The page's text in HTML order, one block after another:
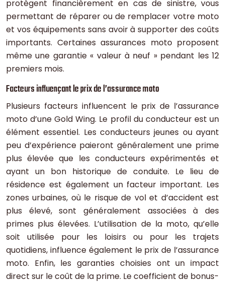
protègent financièrement en cas de sinistre, vous
permettant de réparer ou de remplacer votre moto
et vos équipements sans avoir à supporter des coûts
importants. Certaines assurances moto proposent
même une garantie « valeur à neuf » pendant les 12
premiers mois.
Facteurs influençant le prix de l’assurance moto
Plusieurs facteurs influencent le prix de l’assurance
moto d’une Gold Wing. Le profil du conducteur est un
élément essentiel. Les conducteurs jeunes ou ayant
peu d’expérience paieront généralement une prime
plus élevée que les conducteurs expérimentés et
ayant un bon historique de conduite. Le lieu de
résidence est également un facteur important. Les
zones urbaines, où le risque de vol et d’accident est
plus élevé, sont généralement associées à des
primes plus élevées. L’utilisation de la moto, qu’elle
soit utilisée pour les loisirs ou pour les trajets
quotidiens, influence également le prix de l’assurance
moto. Enfin, les garanties choisies ont un impact
direct sur le coût de la prime. Le coefficient de bonus-